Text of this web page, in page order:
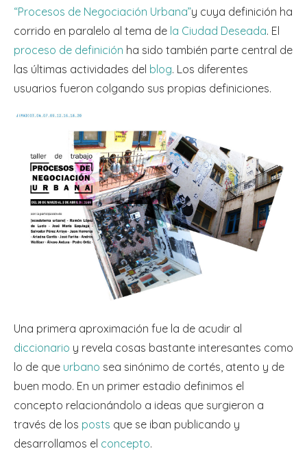
“Procesos de Negociación Urbana”y cuya definición ha
corrido en paralelo al tema de la Ciudad Deseada. El
proceso de definición ha sido también parte central de
las últimas actividades del blog. Los diferentes
usuarios fueron colgando sus propias definiciones.
Una primera aproximación fue la de acudir al
diccionario y revela cosas bastante interesantes como
lo de que urbano sea sinónimo de cortés, atento y de
buen modo. En un primer estadio definimos el
concepto relacionándolo a ideas que surgieron a
través de los posts que se iban publicando y
desarrollamos el concepto.